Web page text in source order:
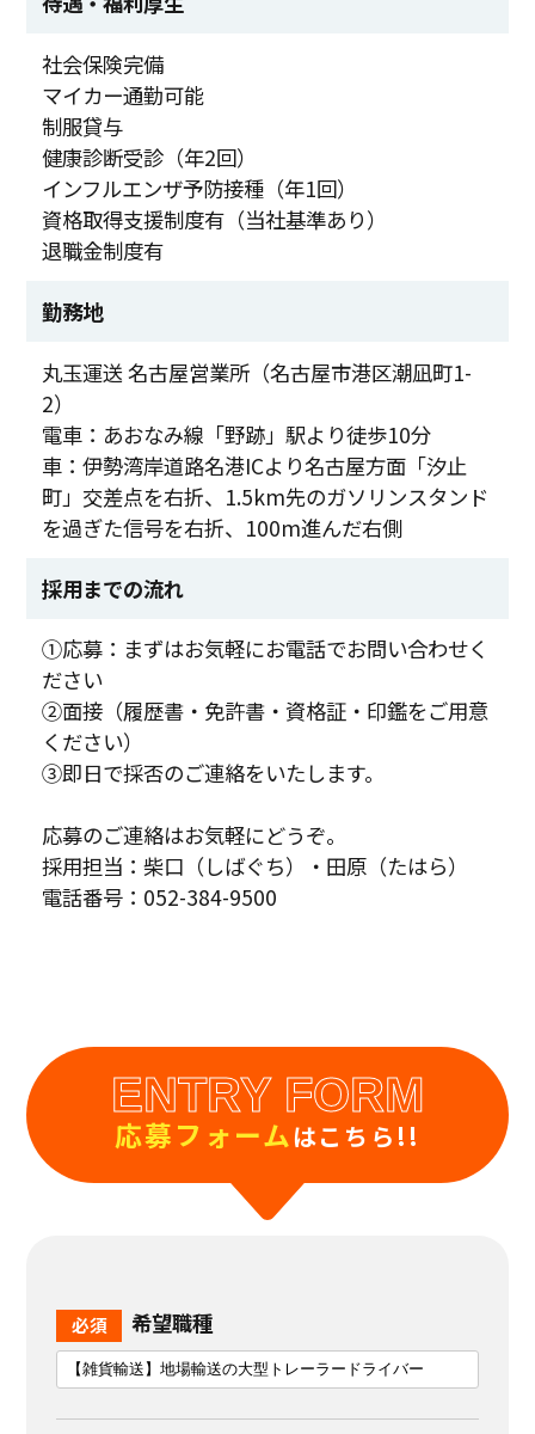
社会保険完備
マイカー通勤可能
制服貸与
健康診断受診（年2回）
インフルエンザ予防接種（年1回）
資格取得支援制度有（当社基準あり）
退職金制度有
勤務地
丸玉運送 名古屋営業所（名古屋市港区潮凪町1-
2）
電車：あおなみ線「野跡」駅より徒歩10分
車：伊勢湾岸道路名港ICより名古屋方面「汐止
町」交差点を右折、1.5km先のガソリンスタンド
を過ぎた信号を右折、100m進んだ右側
採用までの流れ
①応募：まずはお気軽にお電話でお問い合わせく
ださい
②面接（履歴書・免許書・資格証・印鑑をご用意
ください）
③即日で採否のご連絡をいたします。
応募のご連絡はお気軽にどうぞ。
採用担当：柴口（しばぐち）・田原（たはら）
電話番号：052-384-9500
ENTRY FORM
応募フォームはこちら!!
希望職種